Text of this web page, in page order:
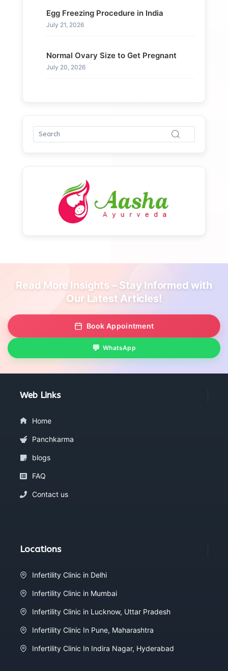
Egg Freezing Procedure in India
July 21, 2026
Normal Ovary Size to Get Pregnant
July 20, 2026
Read More Insights – Stay Informed with
Our Latest Articles!
Book Appointment
WhatsApp
Web Links
Home
Panchkarma
blogs
FAQ
Contact us
Locations
Infertility Clinic in Delhi
Infertility Clinic in Mumbai
Infertility Clinic in Lucknow, Uttar Pradesh
Infertility Clinic In Pune, Maharashtra
Infertility Clinic In Indira Nagar, Hyderabad